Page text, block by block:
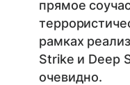
прямое
рамках
Strike и Deep
очевидно.